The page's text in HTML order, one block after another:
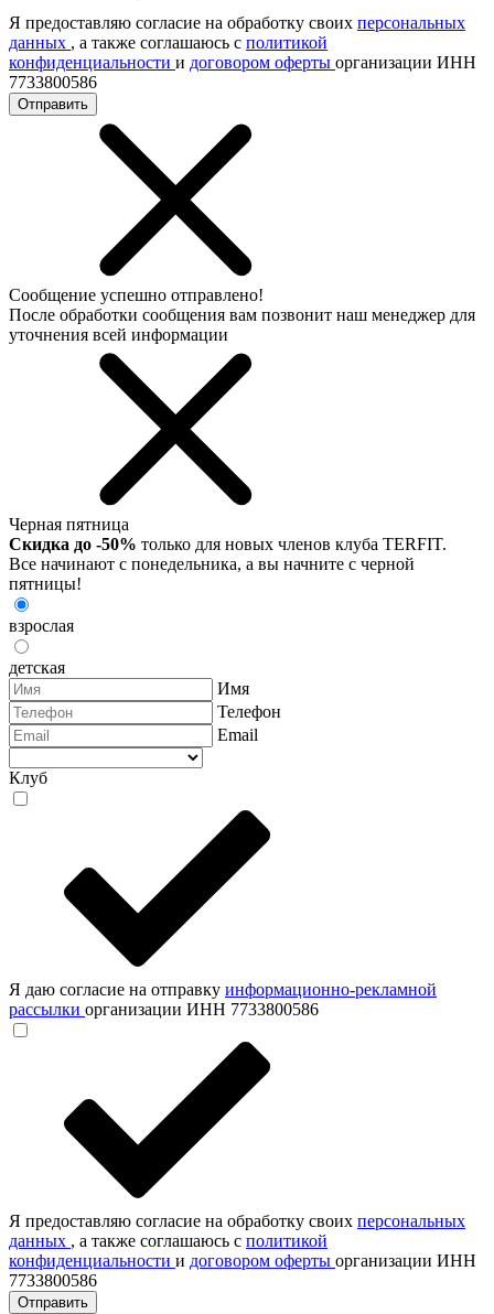
Я предоставляю согласие на обработку своих персональных
данных , а также соглашаюсь с политикой
конфиденциальности и договором оферты организации ИНН
7733800586
Отправить
Сообщение успешно отправлено!
После обработки сообщения вам позвонит наш менеджер для
уточнения всей информации
Черная пятница
Скидка до -50% только для новых членов клуба TERFIT.
Все начинают с понедельника, а вы начните с черной
пятницы!
взрослая
детская
Имя
Телефон
Email
Клуб
Я даю согласие на отправку информационно-рекламной
рассылки организации ИНН 7733800586
Я предоставляю согласие на обработку своих персональных
данных , а также соглашаюсь с политикой
конфиденциальности и договором оферты организации ИНН
7733800586
Отправить